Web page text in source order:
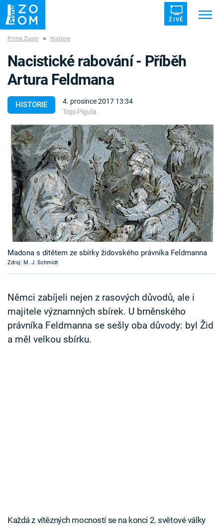
ŽIVĚ
ZÁHADY VETŘELCI DÁVNOVĚKU
Témata
Témata
Pořady
TV Program
Časopis
Sledujte prima+
Sledujte nás
Prima Zoom ■ Historie
HISTORIE
4. prosince 2017 13:34
Topi Pigula
Nacistické rabování - Příběh
Artura Feldmana
Madona s dítětem ze sbírky židovského právníka Feldmanna
Zdroj: M. J. Schmidt
Němci zabíjeli nejen z rasových důvodů, ale i
majitele významných sbírek. U brněnského
právníka Feldmanna se sešly oba důvody: byl Žid
a měl velkou sbírku.
Každá z vítězných mocností se na konci 2. světové války